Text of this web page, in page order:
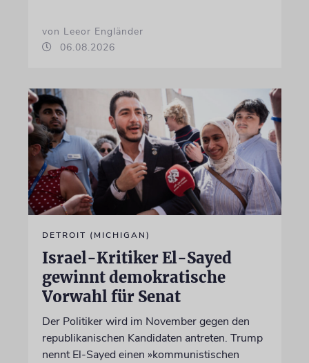
von Leeor Engländer
06.08.2026
DETROIT (MICHIGAN)
Israel-Kritiker El-Sayed
gewinnt demokratische
Vorwahl für Senat
Der Politiker wird im November gegen den
republikanischen Kandidaten antreten. Trump
nennt El-Sayed einen »kommunistischen